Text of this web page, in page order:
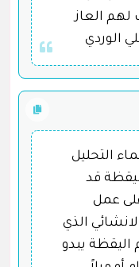
العاز
الوردي
التحليل
قد
عمل
الذي
اليقظة يبدو